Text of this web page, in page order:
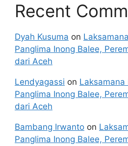
Recent
Dyah Kusuma on
Panglima Inong Balee,
dari Aceh
Lendyagassi on Laksamana
Panglima Inong Balee,
dari Aceh
Bambang Irwanto on
Panglima Inong Balee,